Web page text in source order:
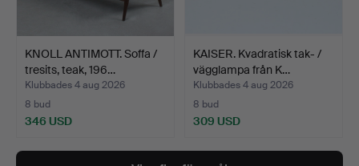
KNOLL ANTIMOTT. Soffa /
tresits, teak, 196…
Klubbades 4 aug 2026
8 bud
346 USD
KAISER. Kvadratisk tak- /
vägglampa från K…
Klubbades 4 aug 2026
8 bud
309 USD